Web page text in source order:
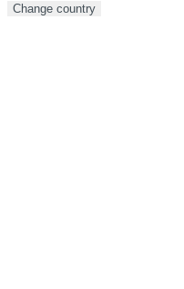
Change country